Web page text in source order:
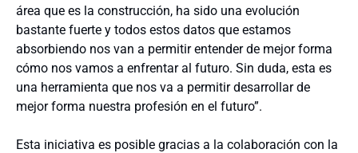
área que es la construcción, ha sido una evolución
bastante fuerte y todos estos datos que estamos
absorbiendo nos van a permitir entender de mejor forma
cómo nos vamos a enfrentar al futuro. Sin duda, esta es
una herramienta que nos va a permitir desarrollar de
mejor forma nuestra profesión en el futuro”.
Esta iniciativa es posible gracias a la colaboración con la